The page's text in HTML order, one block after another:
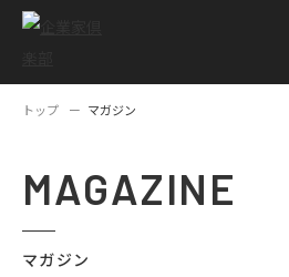
トップ マガジン
MAGAZINE
マガジン